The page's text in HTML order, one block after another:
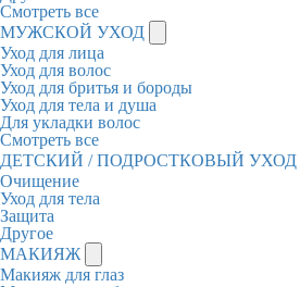
Смотреть все
МУЖСКОЙ УХОД
Уход для лица
Уход для волос
Уход для бритья и бороды
Уход для тела и душа
Для укладки волос
Смотреть все
ДЕТСКИЙ / ПОДРОСТКОВЫЙ УХОД
Очищение
Уход для тела
Защита
Другое
МАКИЯЖ
Макияж для глаз